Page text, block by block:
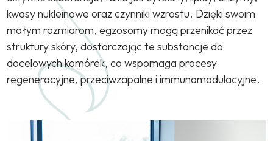
kwasy nukleinowe oraz czynniki wzrostu. Dzięki swoim
małym rozmiarom, egzosomy mogą przenikać przez
struktury skóry, dostarczając te substancje do
docelowych komórek, co wspomaga procesy
regeneracyjne, przeciwzapalne i immunomodulacyjne.